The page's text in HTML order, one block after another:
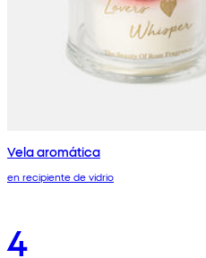
Vela aromática
en recipiente de vidrio
4